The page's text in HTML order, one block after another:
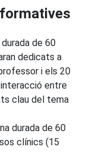
de 60
dedicats a
i els 20
entre
clau del tema
durada de 60
clínics (15